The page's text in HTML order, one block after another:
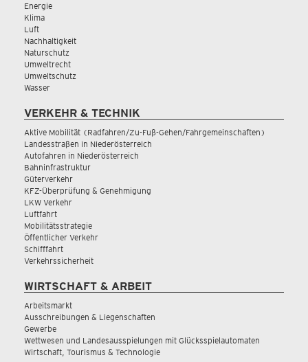
Energie
Klima
Luft
Nachhaltigkeit
Naturschutz
Umweltrecht
Umweltschutz
Wasser
VERKEHR & TECHNIK
Aktive Mobilität (Radfahren/Zu-Fuß-Gehen/Fahrgemeinschaften)
Landesstraßen in Niederösterreich
Autofahren in Niederösterreich
Bahninfrastruktur
Güterverkehr
KFZ-Überprüfung & Genehmigung
LKW Verkehr
Luftfahrt
Mobilitätsstrategie
Öffentlicher Verkehr
Schifffahrt
Verkehrssicherheit
WIRTSCHAFT & ARBEIT
Arbeitsmarkt
Ausschreibungen & Liegenschaften
Gewerbe
Wettwesen und Landesausspielungen mit Glücksspielautomaten
Wirtschaft, Tourismus & Technologie